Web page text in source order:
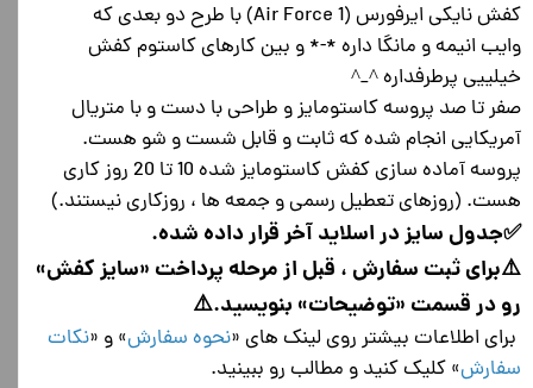
کفش نایکی ایرفورس (Air Force 1) با طرح دو بعدی که
وایب انیمه و مانگا داره *-* و بین کارهای کاستوم کفش
خیلییی پرطرفداره ^_^
صفر تا صد پروسه کاستومایز و طراحی با دست و با متریال
آمریکایی انجام شده که ثابت و قابل شست و شو هست.
پروسه آماده سازی کفش کاستومایز شده 10 تا 20 روز کاری
هست. (روزهای تعطیل رسمی و جمعه ها ، روزکاری نیستند.)
✅جدول سایز در اسلاید آخر قرار داده شده.
⚠️برای ثبت سفارش ، قبل از مرحله پرداخت «سایز کفش»
رو در قسمت «توضیحات» بنویسید.⚠️
برای اطلاعات بیشتر روی لینک های «نحوه سفارش» و «نکات
سفارش» کلیک کنید و مطالب رو ببینید.